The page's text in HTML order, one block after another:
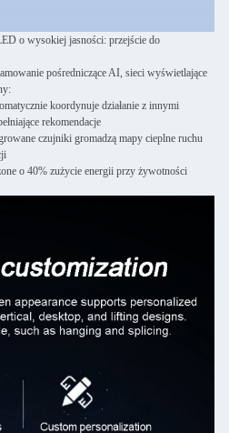
o wysokiej jasności: przejście do
pośredniczące AI, sieci wyświetlające
koordynuje działanie z innymi
rekomendacje
czujniki gromadzą mapy cieplne ruchu
o 40% zużycie energii przy żywotności